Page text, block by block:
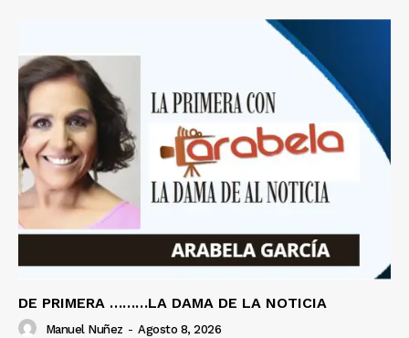
DE PRIMERA ………LA DAMA DE LA NOTICIA
Manuel Nuñez - Agosto 8, 2026